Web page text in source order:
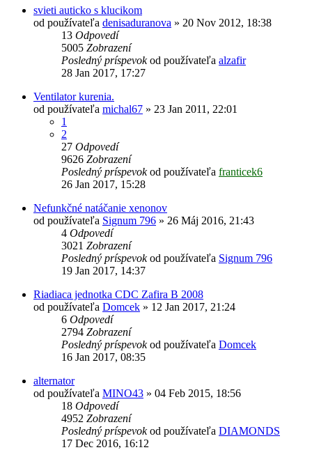
svieti auticko s klucikom
od používateľa denisaduranova » 20 Nov 2012, 18:38
13 Odpovedí
5005 Zobrazení
Posledný príspevokod používateľa alzafir
28 Jan 2017, 17:27
Ventilator kurenia.
od používateľa michal67 » 23 Jan 2011, 22:01
1
2
27 Odpovedí
9626 Zobrazení
Posledný príspevokod používateľa franticek6
26 Jan 2017, 15:28
Nefunkčné natáčanie xenonov
od používateľa Signum 796 » 26 Máj 2016, 21:43
4 Odpovedí
3021 Zobrazení
Posledný príspevokod používateľa Signum 796
19 Jan 2017, 14:37
Riadiaca jednotka CDC Zafira B 2008
od používateľa Domcek » 12 Jan 2017, 21:24
6 Odpovedí
2794 Zobrazení
Posledný príspevokod používateľa Domcek
16 Jan 2017, 08:35
alternator
od používateľa MINO43 » 04 Feb 2015, 18:56
18 Odpovedí
4952 Zobrazení
Posledný príspevokod používateľa DIAMONDS
17 Dec 2016, 16:12